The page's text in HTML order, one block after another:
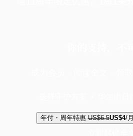
年付・周年特惠 US$6.5US$4/月